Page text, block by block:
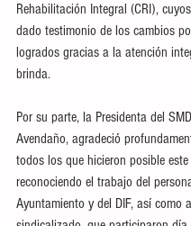
Rehabilitación Integral (CRI),
dado testimonio de los cambios
logrados gracias a la atención
brinda.
Por su parte, la Presidenta del
Avendaño, agradeció
todos los que hicieron posible
reconociendo el trabajo del
Ayuntamiento y del DIF, así como